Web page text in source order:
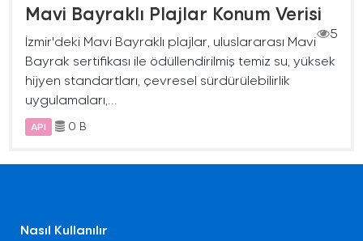
Mavi Bayraklı Plajlar Konum Verisi
5
İzmir'deki Mavi Bayraklı plajlar, uluslararası Mavi
Bayrak sertifikası ile ödüllendirilmiş temiz su, yüksek
hijyen standartları, çevresel sürdürülebilirlik
uygulamaları,...
API 0 B
Nasıl Kullanılır